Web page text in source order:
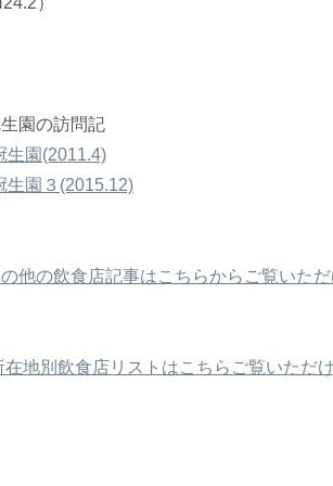
園の訪問記
生園(2011.4)
生園３(2015.12)
他の飲食店記事はこちらからご覧いただ
在地別飲食店リストはこちらご覧いただけ